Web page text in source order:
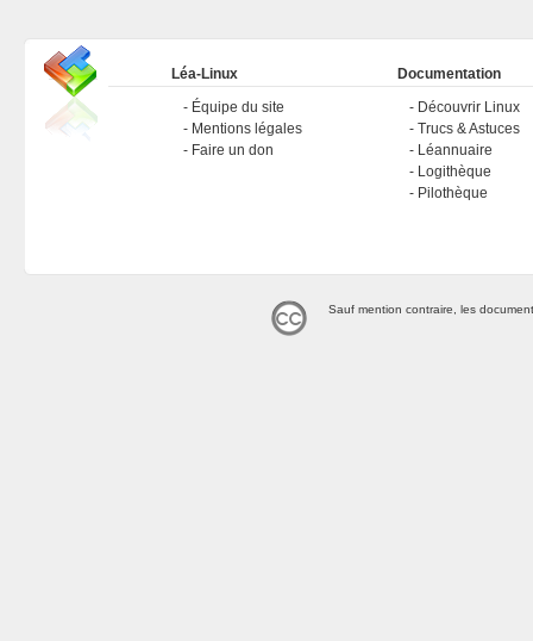
Léa-Linux
Équipe du site
Mentions légales
Faire un don
Documentation
Découvrir Linux
Trucs & Astuces
Léannuaire
Logithèque
Pilothèque
Sauf mention contraire, les